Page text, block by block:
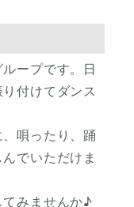
ープです。日
付けてダンス
唄ったり、踊
でいただけま
みませんか♪